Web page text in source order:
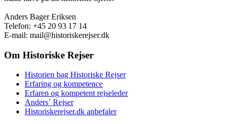
Anders Bager Eriksen
Telefon: +45 20 93 17 14
E-mail: mail@historiskerejser.dk
Om Historiske Rejser
Historien bag Historiske Rejser
Erfaring og kompetence
Erfaren og kompetent rejseleder
Anders´ Rejser
Historiskerejser.dk anbefaler